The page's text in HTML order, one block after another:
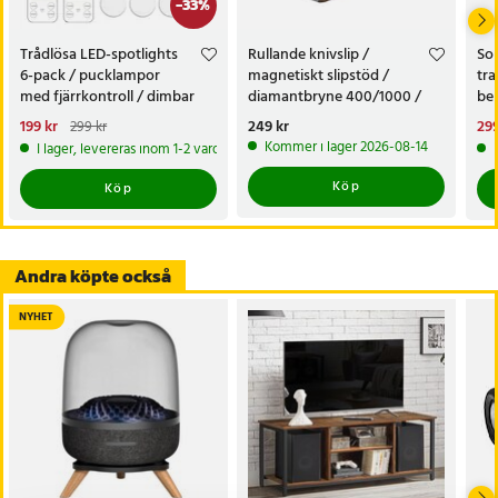
-33%
Trådlösa LED-spotlights
6-pack / pucklampor
med fjärrkontroll / dimbar
skåpbelysning
Nuvarande pris
199 krTidigare pris:299 kr
199 kr 299 kr
I lager, levereras inom 1-2 vardagar
Köp
Rullande knivslip /
magnetiskt slipstöd /
diamantbryne 400/1000 /
knivvässare med fasta vinklar
Pris:249 kr
249 kr
Kommer i lager 2026-08-14
Köp
Andra köpte också
NYHET